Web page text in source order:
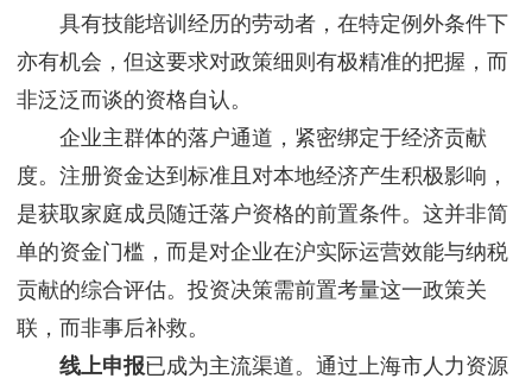
具有技能培训经历的劳动者，在特定例外条件下
亦有机会，但这要求对政策细则有极精准的把握，而
非泛泛而谈的资格自认。
企业主群体的落户通道，紧密绑定于经济贡献
度。注册资金达到标准且对本地经济产生积极影响，
是获取家庭成员随迁落户资格的前置条件。这并非简
单的资金门槛，而是对企业在沪实际运营效能与纳税
贡献的综合评估。投资决策需前置考量这一政策关
联，而非事后补救。
线上申报已成为主流渠道。通过上海市人力资源